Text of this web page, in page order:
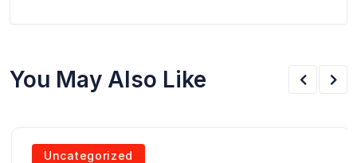
You May Also Like
Uncategorized